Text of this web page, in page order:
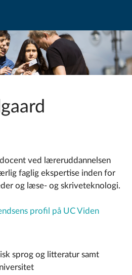
ved læreruddannelsen
faglig ekspertise inden for
og læse- og skriveteknologi.
profil på UC Viden
sprog og litteratur samt